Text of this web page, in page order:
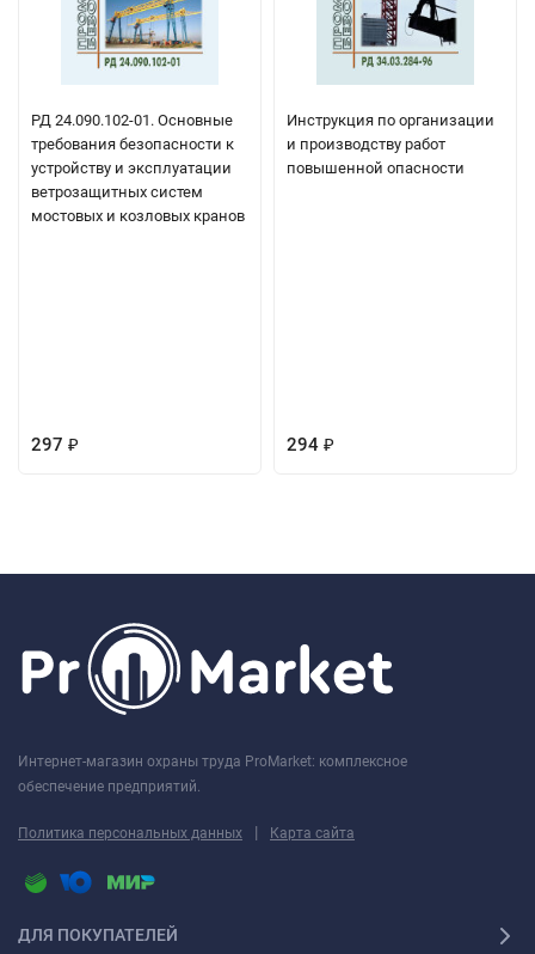
РД 24.090.102-01. Основные
требования безопасности к
устройству и эксплуатации
ветрозащитных систем
мостовых и козловых кранов
297 ₽
Инструкция по организации
и производству работ
повышенной опасности
294 ₽
Интернет-магазин охраны труда ProMarket: комплексное
обеспечение предприятий.
Политика персональных данных | Карта сайта
ДЛЯ ПОКУПАТЕЛЕЙ